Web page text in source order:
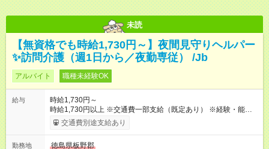
未読
【無資格でも時給1,730円～】夜間見守りヘルパー
✨訪問介護（週1日から／夜勤専従） /Jb
アルバイト 職種未経験OK
給与
時給1,730円～
時給1,730円以上 ※交通費一部支給（既定あり） ※経験・能力を
考慮して決定します 【収入例】 週1回勤務の場合：1,730円×8時
間×4回=5万5,360円 週3回勤務の場合：1,730円×8時間×12回
交通費別途支給あり
勤務地 徳島県板野郡